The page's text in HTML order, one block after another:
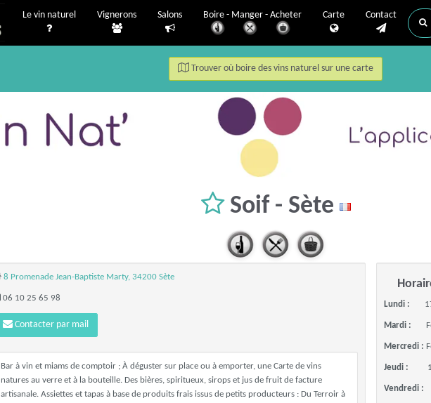
Le vin naturel Vignerons Salons Boire - Manger - Acheter Carte Contact
Trouver où boire des vins naturel sur une carte
Soif - Sète
8 Promenade Jean-Baptiste Marty, 34200 Sète
06 10 25 65 98
Contacter par mail
Bar à vin et miams de comptoir ; À déguster sur place ou à emporter, une Carte de vins
natures au verre et à la bouteille. Des bières, spiritueux, sirops et jus de fruit de facture
artisanale. Assiettes et tapas à base de produits frais issus de petits producteurs : Du Terroir à
Lundi :
Mardi :
Mercredi :
Jeudi :
Vendredi :